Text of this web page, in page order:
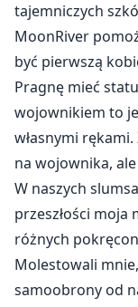
tajemniczych
MoonRiver
być pierwszą
Pragnę mieć
wojownikiem to
własnymi
na wojownika,
W naszych
przeszłości moja
różnych
Molestowali
samoobrony od